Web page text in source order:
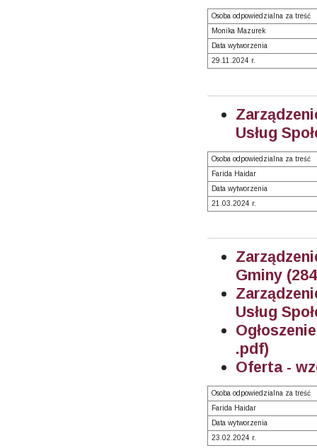
Osoba odpowiedzialna za treść
Monika Mazurek
Data wytworzenia
29.11.2024 r.
Usług
Osoba odpowiedzialna za treść
Farida Haidar
Data wytworzenia
21.03.2024 r.
Gminy
Usług
.pdf)
Oferta -
Osoba odpowiedzialna za treść
Farida Haidar
Data wytworzenia
23.02.2024 r.